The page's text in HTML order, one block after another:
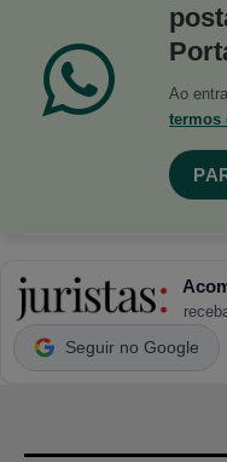
Ao
termos
Seguir no Google